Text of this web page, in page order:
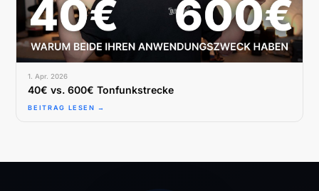
1. Apr. 2026
40€ vs. 600€ Tonfunkstrecke
BEITRAG LESEN →